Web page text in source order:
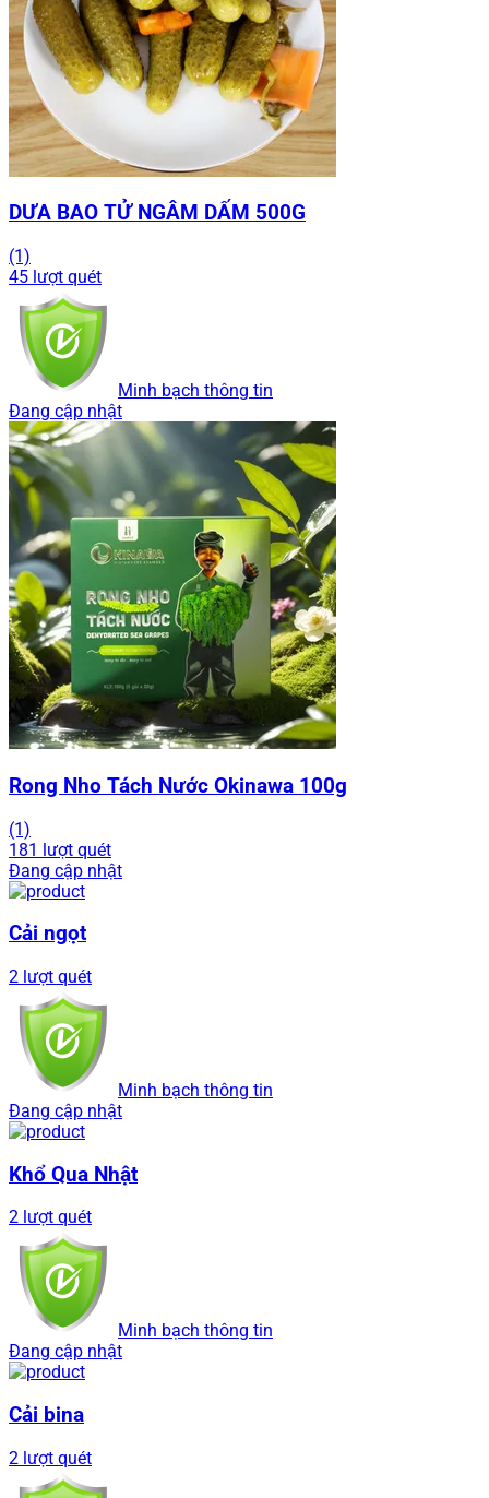
DƯA BAO TỬ NGÂM DẤM 500G
(1)
45 lượt quét
Minh bạch thông tin
Đang cập nhật
Rong Nho Tách Nước Okinawa 100g
(1)
181 lượt quét
Đang cập nhật
Cải ngọt
2 lượt quét
Minh bạch thông tin
Đang cập nhật
Khổ Qua Nhật
2 lượt quét
Minh bạch thông tin
Đang cập nhật
Cải bina
2 lượt quét